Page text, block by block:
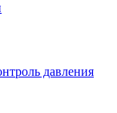
давления